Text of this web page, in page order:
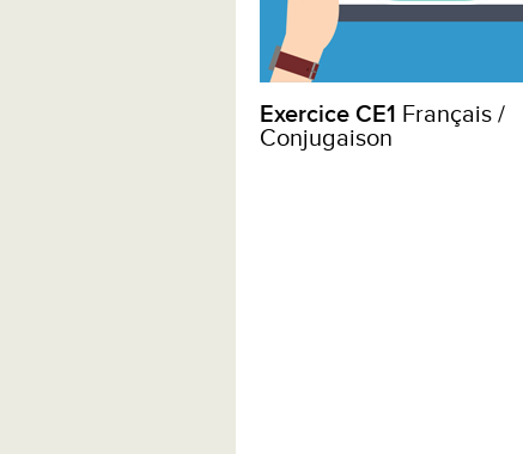
Exercice CE1 Français /
Conjugaison